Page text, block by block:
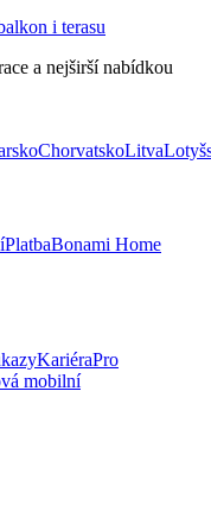
i terasu
a nejširší nabídkou
ChorvatskoLitva
PlatbaBonami Home
KariéraPro
mobilní